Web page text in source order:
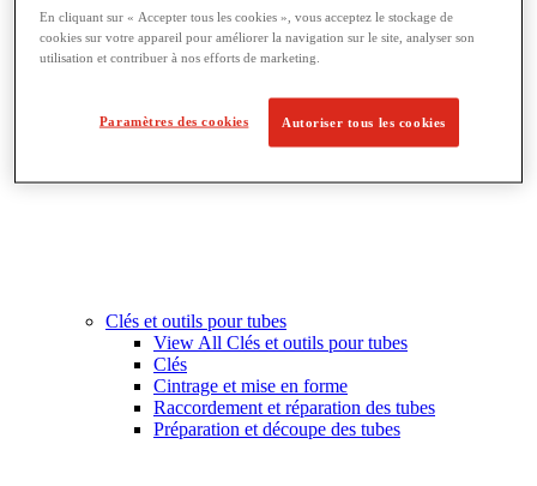
Cintrage et perçage
Étaux à tubes et supports
Découpe et fabrication de tubes
Clés et outils pour tubes
View All Clés et outils pour tubes
Clés
Cintrage et mise en forme
Raccordement et réparation des tubes
Préparation et découpe des tubes
En cliquant sur « Accepter tous les cookies », vous acceptez le stockage de
cookies sur votre appareil pour améliorer la navigation sur le site, analyser son
utilisation et contribuer à nos efforts de marketing.
Paramètres des cookies Autoriser tous les cookies